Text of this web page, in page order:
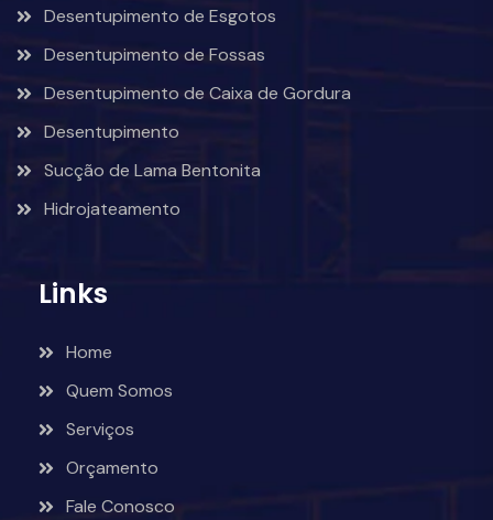
Desentupimento de Esgotos
Desentupimento de Fossas
Desentupimento de Caixa de Gordura
Desentupimento
Sucção de Lama Bentonita
Hidrojateamento
Links
Home
Quem Somos
Serviços
Orçamento
Fale Conosco